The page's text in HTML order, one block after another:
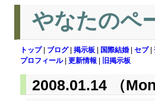
やなたのペ
トップ| ブログ| 掲示板 国際結婚 セブ|
プロフィール| 更新情報 旧掲示板
2008.01.14 （Mon